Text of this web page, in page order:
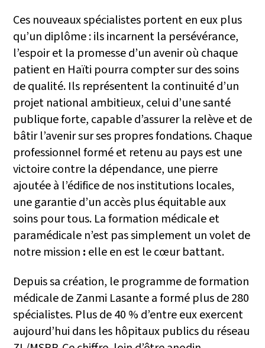
Ces nouveaux spécialistes portent en eux plus
qu’un diplôme : ils incarnent la persévérance,
l’espoir et la promesse d’un avenir où chaque
patient en Haïti pourra compter sur des soins
de qualité. Ils représentent la continuité d’un
projet national ambitieux, celui d’une santé
publique forte, capable d’assurer la relève et de
bâtir l’avenir sur ses propres fondations. Chaque
professionnel formé et retenu au pays est une
victoire contre la dépendance, une pierre
ajoutée à l’édifice de nos institutions locales,
une garantie d’un accès plus équitable aux
soins pour tous. La formation médicale et
paramédicale n’est pas simplement un volet de
notre mission : elle en est le cœur battant.
Depuis sa création, le programme de formation
médicale de Zanmi Lasante a formé plus de 280
spécialistes. Plus de 40 % d’entre eux exercent
aujourd’hui dans les hôpitaux publics du réseau